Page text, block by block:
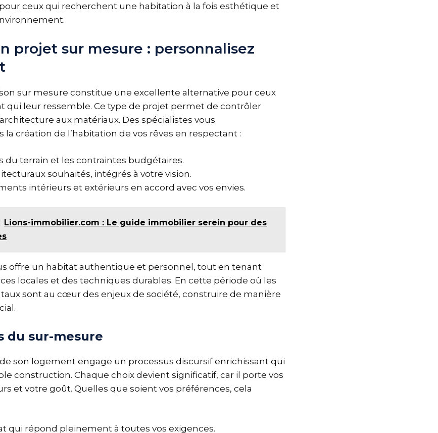
ceux qui recherchent une habitation à la fois esthétique et
projet sur mesure : personnalisez
sur mesure constitue une excellente alternative pour ceux
qui leur ressemble. Ce type de projet permet de contrôler
aux matériaux. Des spécialistes vous
création de l’habitation de vos rêves en respectant :
du terrain et les contraintes budgétaires.
souhaités, intégrés à votre vision.
intérieurs et extérieurs en accord avec vos envies.
Lions-immobilier.com : Le guide immobilier serein pour des
offre un habitat authentique et personnel, tout en tenant
locales et des techniques durables. En cette période où les
sont au cœur des enjeux de société, construire de manière
du sur-mesure
son logement engage un processus discursif enrichissant qui
construction. Chaque choix devient significatif, car il porte vos
et votre goût. Quelles que soient vos préférences, cela
qui répond pleinement à toutes vos exigences.